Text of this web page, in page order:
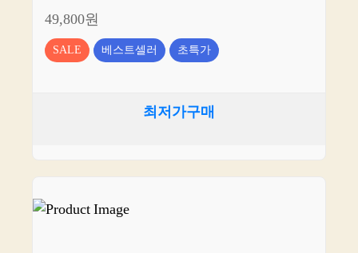
49,800원
SALE 베스트셀러 초특가
최저가구매